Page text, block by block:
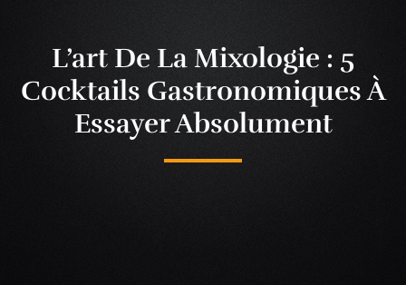
L’art De La Mixologie : 5
Cocktails Gastronomiques À
Essayer Absolument